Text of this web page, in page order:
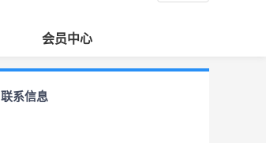
会员中心
联系信息